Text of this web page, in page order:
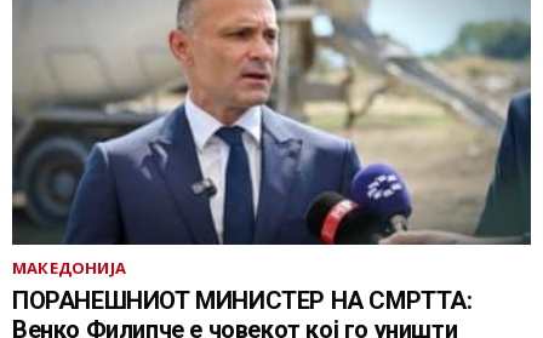
МАКЕДОНИЈА
ПОРАНЕШНИОТ МИНИСТЕР НА СМРТТА:
Венко Филипче е човекот кој го уништи